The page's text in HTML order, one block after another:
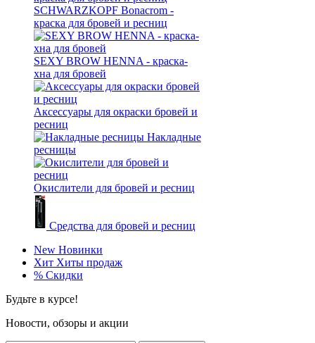
SCHWARZKOPF Bonacrom -
краска для бровей и ресниц
SEXY BROW HENNA - краска-
хна для бровей
Аксессуары для окраски бровей и
ресниц
Накладные
ресницы
Окислители для бровей и ресниц
Средства для бровей и ресниц
New Новинки
Хит Хиты продаж
% Скидки
Будьте в курсе!
Новости, обзоры и акции